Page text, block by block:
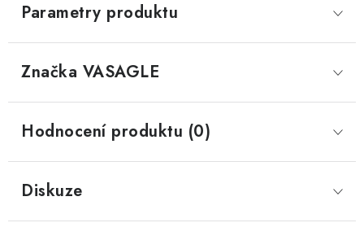
Parametry produktu
Značka VASAGLE
Hodnocení produktu (0)
Diskuze